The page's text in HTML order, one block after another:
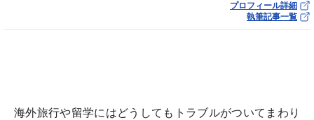
プロフィール詳細
執筆記事一覧
海外旅行や留学にはどうしてもトラブルがついてまわり